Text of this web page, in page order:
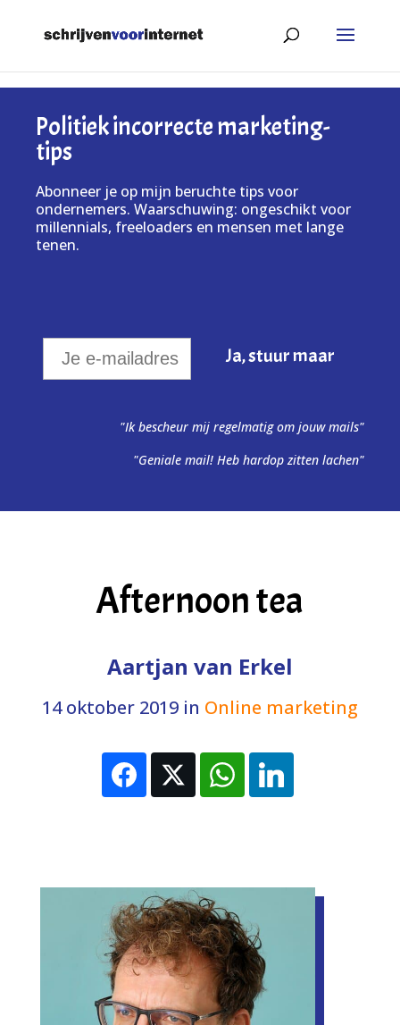
Politiek incorrecte marketing-
tips
Abonneer je op mijn beruchte tips voor
ondernemers. Waarschuwing: ongeschikt voor
millennials, freeloaders en mensen met lange
tenen.
"Ik bescheur mij regelmatig om jouw mails"
"Geniale mail! Heb hardop zitten lachen"
Afternoon tea
Aartjan van Erkel
14 oktober 2019in Online marketing